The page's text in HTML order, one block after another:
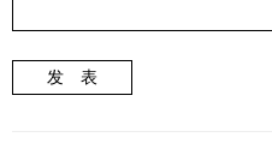
发 表